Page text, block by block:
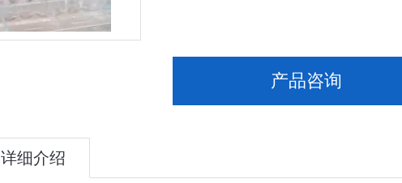
产品咨询
详细介绍